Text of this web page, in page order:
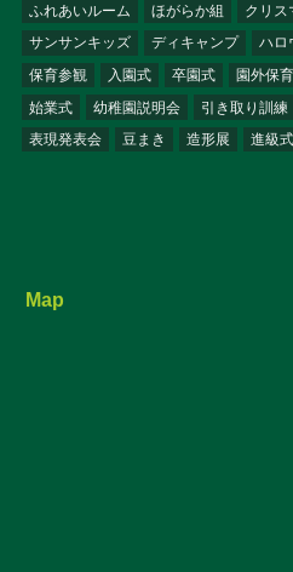
ふれあいルーム
ほがらか組 クリス
サンサンキッズ
ディキャンプ ハロ
保育参観
入園式 卒園式 園外保育
始業式
幼稚園説明会 引き取り訓練
表現発表会
豆まき 造形展 進級式
Map